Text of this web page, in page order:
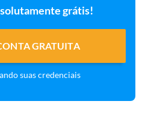
grátis!
GRATUITA
suas credenciais